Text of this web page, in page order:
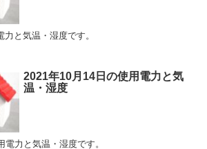
と気温・湿度です。
2021年10月14日の使用電力と気
温・湿度
電力と気温・湿度です。